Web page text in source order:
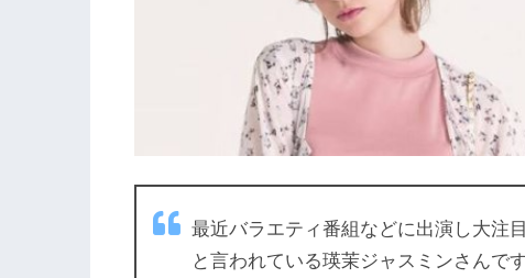
最近バラエティ番組などに出演し大注
と言われている瑛茉ジャスミンさんで